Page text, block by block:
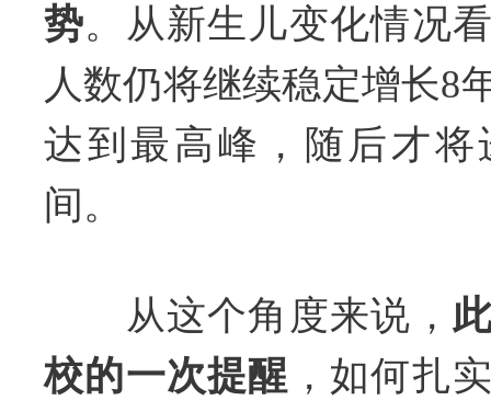
势。从新生儿变化情况
人数仍将继续稳定增长8
达到最高峰，随后才
间。
从这个角度来说，
校的一次提醒 ，如何扎